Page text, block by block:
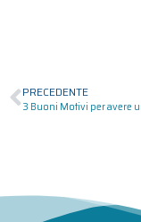
PRECEDENTE